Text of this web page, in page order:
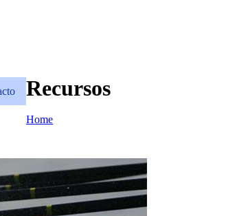
Recursos
Home